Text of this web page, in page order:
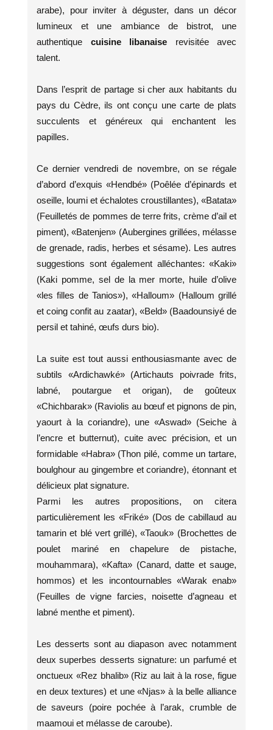
arabe), pour inviter à déguster, dans un décor
lumineux et une ambiance de bistrot, une
authentique cuisine libanaise revisitée avec
talent.
Dans l’esprit de partage si cher aux habitants du
pays du Cèdre, ils ont conçu une carte de plats
succulents et généreux qui enchantent les
papilles.
Ce dernier vendredi de novembre, on se régale
d’abord d’exquis «Hendbé» (Poêlée d’épinards et
oseille, loumi et échalotes croustillantes), «Batata»
(Feuilletés de pommes de terre frits, crème d’ail et
piment), «Batenjen» (Aubergines grillées, mélasse
de grenade, radis, herbes et sésame). Les autres
suggestions sont également alléchantes: «Kaki»
(Kaki pomme, sel de la mer morte, huile d’olive
«les filles de Tanios»), «Halloum» (Halloum grillé
et coing confit au zaatar), «Beld» (Baadounsiyé de
persil et tahiné, œufs durs bio).
La suite est tout aussi enthousiasmante avec de
subtils «Ardichawké» (Artichauts poivrade frits,
labné, poutargue et origan), de goûteux
«Chichbarak» (Raviolis au bœuf et pignons de pin,
yaourt à la coriandre), une «Aswad» (Seiche à
l’encre et butternut), cuite avec précision, et un
formidable «Habra» (Thon pilé, comme un tartare,
boulghour au gingembre et coriandre), étonnant et
délicieux plat signature.
Parmi les autres propositions, on citera
particulièrement les «Friké» (Dos de cabillaud au
tamarin et blé vert grillé), «Taouk» (Brochettes de
poulet mariné en chapelure de pistache,
mouhammara), «Kafta» (Canard, datte et sauge,
hommos) et les incontournables «Warak enab»
(Feuilles de vigne farcies, noisette d’agneau et
labné menthe et piment).
Les desserts sont au diapason avec notamment
deux superbes desserts signature: un parfumé et
onctueux «Rez bhalib» (Riz au lait à la rose, figue
en deux textures) et une «Njas» à la belle alliance
de saveurs (poire pochée à l’arak, crumble de
maamoui et mélasse de caroube).